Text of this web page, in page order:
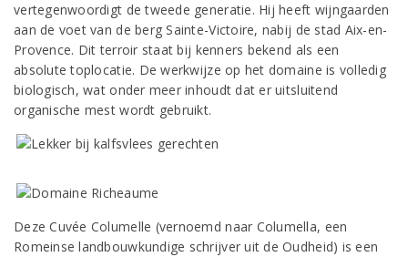
vertegenwoordigt de tweede generatie. Hij heeft wijngaarden
aan de voet van de berg Sainte-Victoire, nabij de stad Aix-en-
Provence. Dit terroir staat bij kenners bekend als een
absolute toplocatie. De werkwijze op het domaine is volledig
biologisch, wat onder meer inhoudt dat er uitsluitend
organische mest wordt gebruikt.
Deze Cuvée Columelle (vernoemd naar Columella, een
Romeinse landbouwkundige schrijver uit de Oudheid) is een